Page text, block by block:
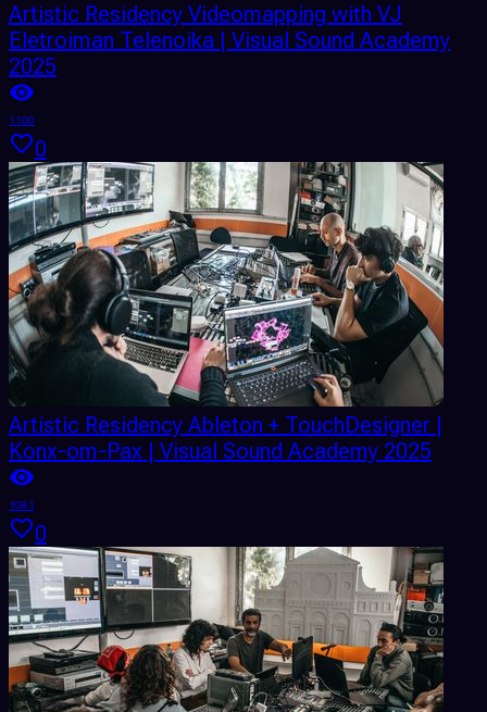
Artistic Residency Videomapping with VJ
Eletroiman Telenoika | Visual Sound Academy
2025
1100
0
Artistic Residency Ableton + TouchDesigner |
Konx-om-Pax | Visual Sound Academy 2025
1081
0